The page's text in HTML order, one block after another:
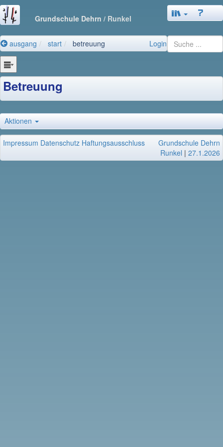
Grundschule Dehrn / Runkel
ausgang start betreuung Login
Betreuung
Aktionen
Impressum Datenschutz Haftungsausschluss
Grundschule Dehrn
Runkel | 27.1.2026